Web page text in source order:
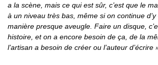
a la scène, mais ce qui est sûr, c’est que le
à un niveau très bas, même si on continue d’y
manière presque aveugle. Faire un disque,
histoire, et on a encore besoin de ça, de la
l’artisan a besoin de créer ou l’auteur d’écrire